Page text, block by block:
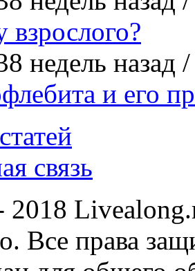
взрослого?
недель назад
и его
связь
2018
Все права